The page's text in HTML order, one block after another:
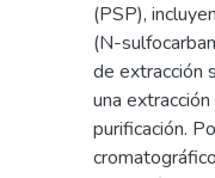
(PSP),
(N-
de extracción
una
purificación.